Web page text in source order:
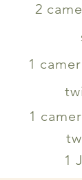
2
1
1
1